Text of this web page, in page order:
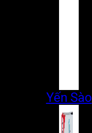
Yến Sào